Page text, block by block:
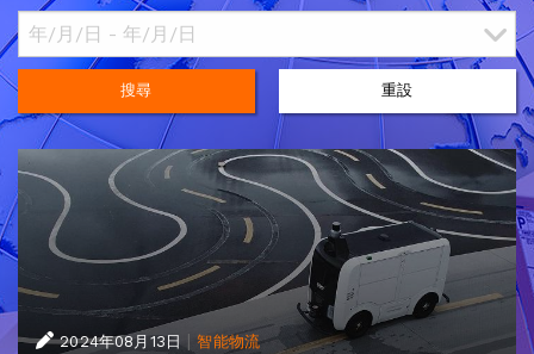
搜尋 重設
2024年08月13日 |智能物流